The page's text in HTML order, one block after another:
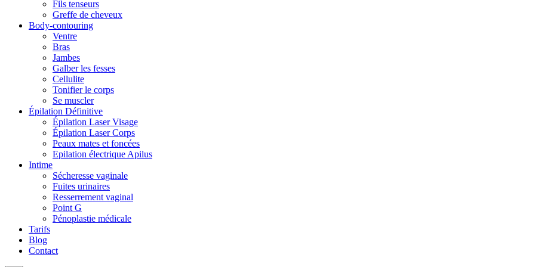
Fils tenseurs
Greffe de cheveux
Body-contouring
Ventre
Bras
Jambes
Galber les fesses
Cellulite
Tonifier le corps
Se muscler
Épilation Définitive
Épilation Laser Visage
Épilation Laser Corps
Peaux mates et foncées
Epilation électrique Apilus
Intime
Sécheresse vaginale
Fuites urinaires
Resserrement vaginal
Point G
Pénoplastie médicale
Tarifs
Blog
Contact